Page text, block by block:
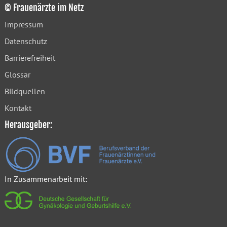
© Frauenärzte im Netz
Impressum
Datenschutz
Barrierefreiheit
Glossar
Bildquellen
Kontakt
Herausgeber:
In Zusammenarbeit mit: